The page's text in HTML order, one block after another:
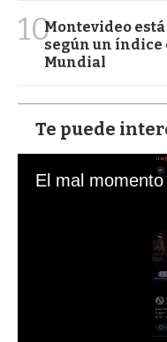
10Montevideo
según un índice
Mundial
Te puede